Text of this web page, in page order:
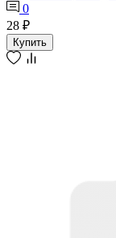
0
28 ₽
Купить